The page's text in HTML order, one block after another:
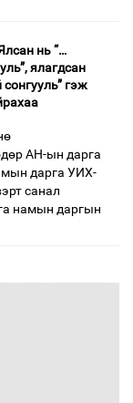
нь “…
ялагдсан
гэж
АН-ын дарга
дарга УИХ-
санал
намын даргын